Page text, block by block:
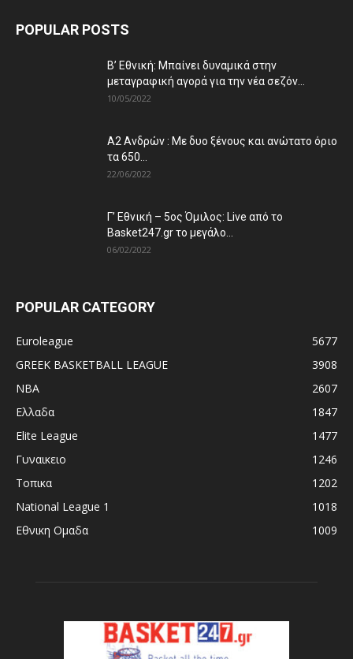
POPULAR POSTS
Β’ Εθνική: Μπαίνει δυναμικά στην
μεταγραφική αγορά για την νέα σεζόν...
10/05/2022
Α2 Ανδρών : Με δυο ξένους και ανώτατο όριο
τα 650...
22/06/2022
Γ’ Εθνική – 5ος Όμιλος: Live από το
Basket247.gr το μεγάλο...
06/02/2022
POPULAR CATEGORY
Euroleague
5677
GREEK BASKETBALL LEAGUE
3908
NBA
2607
Ελλαδα
1847
Elite League
1477
Γυναικειο
1246
Τοπικα
1202
National League 1
1018
Εθνικη Ομαδα
1009